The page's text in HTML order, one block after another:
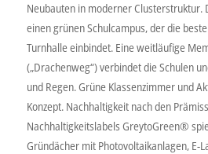
Neubauten in moderner Clusterstruktur.
einen grünen Schulcampus, der die
Turnhalle einbindet. Eine weitläufige
(„Drachenweg“) verbindet die Schulen
und Regen. Grüne Klassenzimmer und
Konzept. Nachhaltigkeit nach den
Nachhaltigkeitslabels GreytoGreen®
Gründächer mit Photovoltaikanlagen, E-